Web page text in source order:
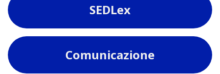
SEDLex
Comunicazione